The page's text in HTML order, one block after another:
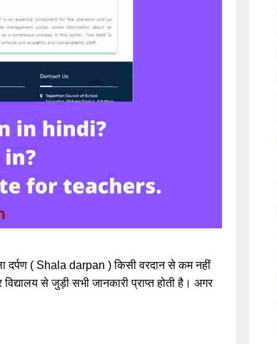
दर्पण ( Shala darpan ) किसी वरदान से कम नहीं
से जुड़ी सभी जानकारी प्राप्त होती है। अगर